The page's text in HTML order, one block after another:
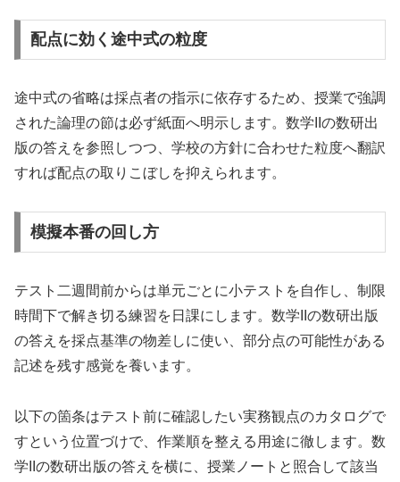
配点に効く途中式の粒度
途中式の省略は採点者の指示に依存するため、授業で強調
された論理の節は必ず紙面へ明示します。数学IIの数研出
版の答えを参照しつつ、学校の方針に合わせた粒度へ翻訳
すれば配点の取りこぼしを抑えられます。
模擬本番の回し方
テスト二週間前からは単元ごとに小テストを自作し、制限
時間下で解き切る練習を日課にします。数学IIの数研出版
の答えを採点基準の物差しに使い、部分点の可能性がある
記述を残す感覚を養います。
以下の箇条はテスト前に確認したい実務観点のカタログで
すという位置づけで、作業順を整える用途に徹します。数
学IIの数研出版の答えを横に、授業ノートと照合して該当